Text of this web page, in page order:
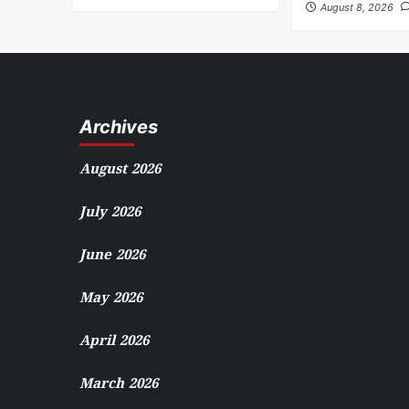
August 8, 2026
Archives
August 2026
July 2026
June 2026
May 2026
April 2026
March 2026